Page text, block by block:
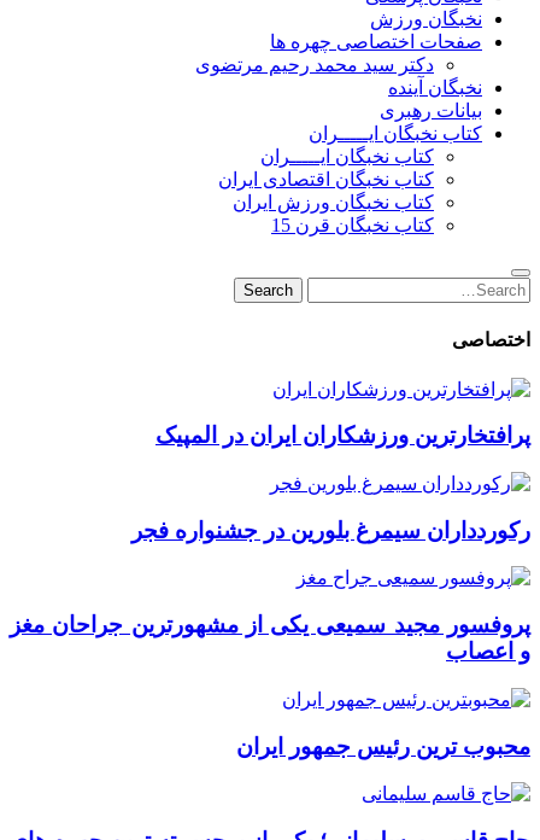
نخبگان ورزش
صفحات اختصاصی چهره ها
دکتر سید محمد رحیم مرتضوی
نخبگان آینده
بیانات رهبری
کتاب نخبگان ایـــــران
کتاب نخبگان ایـــــران
کتاب نخبگان اقتصادی ایران
کتاب نخبگان ورزش ایران
کتاب نخبگان قرن 15
Search
for:
Search
اختصاصی
پرافتخارترین ورزشکاران ایران در المپیک
رکوردداران سیمرغ بلورین در جشنواره فجر
پروفسور مجید سمیعی یکی از مشهورترین جراحان مغز
و اعصاب
محبوب ترین رئیس جمهور ایران